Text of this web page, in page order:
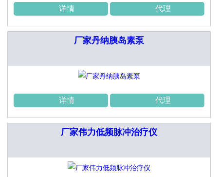
详情 代理
厂家丹纳胰岛素泵
详情 代理
厂家伟力低频脉冲治疗仪